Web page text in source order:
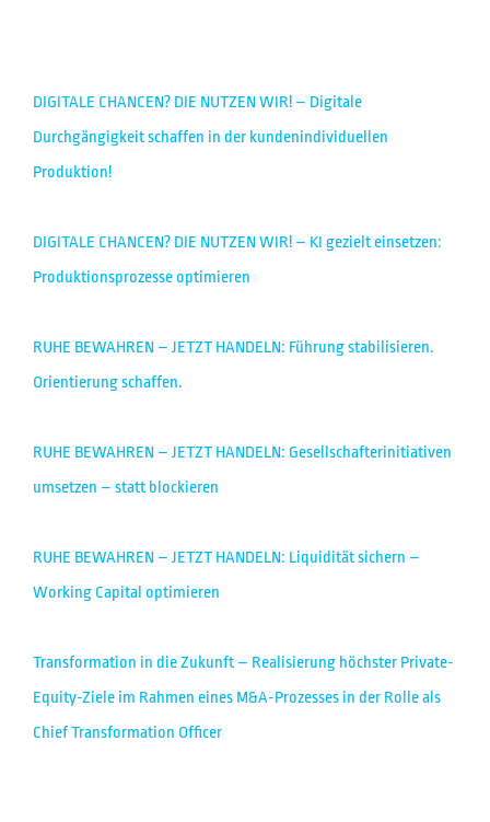
DIGITALE CHANCEN? DIE NUTZEN WIR! – Digitale
Durchgängigkeit schaffen in der kundenindividuellen
Produktion!
DIGITALE CHANCEN? DIE NUTZEN WIR! – KI gezielt einsetzen:
Produktionsprozesse optimieren
RUHE BEWAHREN – JETZT HANDELN: Führung stabilisieren.
Orientierung schaffen.
RUHE BEWAHREN – JETZT HANDELN: Gesellschafterinitiativen
umsetzen – statt blockieren
RUHE BEWAHREN – JETZT HANDELN: Liquidität sichern –
Working Capital optimieren
Transformation in die Zukunft – Realisierung höchster Private-
Equity-Ziele im Rahmen eines M&A-Prozesses in der Rolle als
Chief Transformation Officer